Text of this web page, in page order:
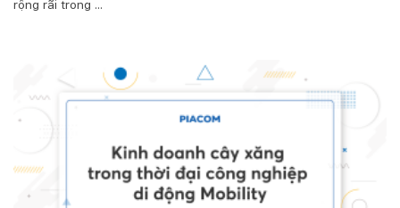
rộng rãi trong ...